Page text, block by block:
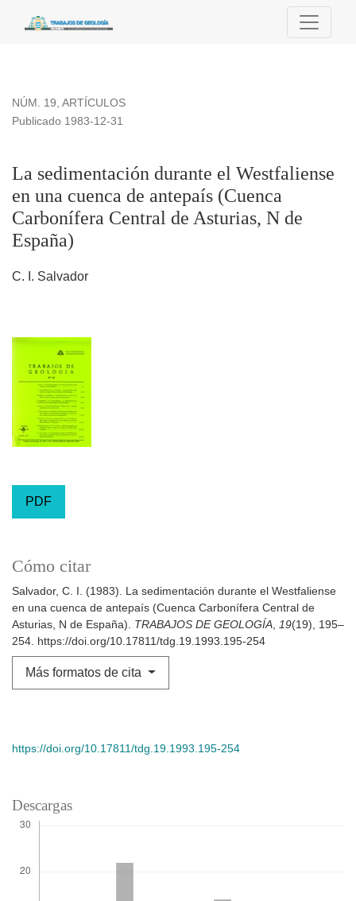
La sedimentación durante el Westfaliense en una cuenca
NÚM. 19, ARTÍCULOS
La sedimentación durante el Westfaliense
en una cuenca de antepaís (Cuenca
Carbonífera Central de Asturias, N de
España)
Publicado 1983-12-31
C. I. Salvador
PDF
Cómo citar
Salvador, C. I. (1983). La sedimentación durante el Westfaliense
en una cuenca de antepaís (Cuenca Carbonífera Central de
Asturias, N de España). TRABAJOS DE GEOLOGÍA, 19(19), 195–
254. https://doi.org/10.17811/tdg.19.1993.195-254
Más formatos de cita
https://doi.org/10.17811/tdg.19.1993.195-254
Descargas